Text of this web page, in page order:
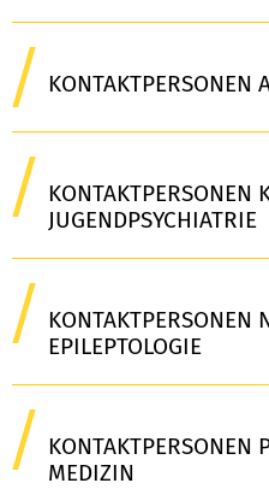
KONTAKTPERSONEN
KONTAKTPERSONEN
JUGENDPSYCHIATRIE
KONTAKTPERSONEN
EPILEPTOLOGIE
KONTAKTPERSONEN
MEDIZIN